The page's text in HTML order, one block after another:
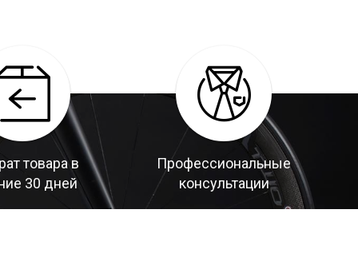
товара в
30 дней
Профессиональные
консультации